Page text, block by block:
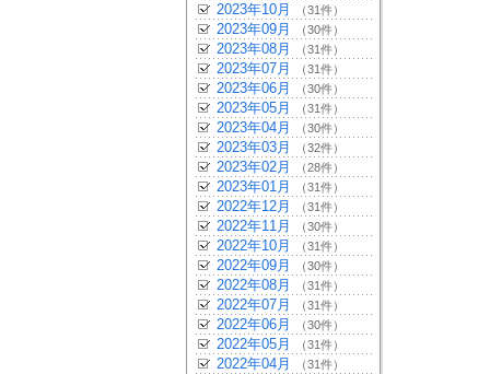
2023年10月 （31件）
2023年09月 （30件）
2023年08月 （31件）
2023年07月 （31件）
2023年06月 （30件）
2023年05月 （31件）
2023年04月 （30件）
2023年03月 （32件）
2023年02月 （28件）
2023年01月 （31件）
2022年12月 （31件）
2022年11月 （30件）
2022年10月 （31件）
2022年09月 （30件）
2022年08月 （31件）
2022年07月 （31件）
2022年06月 （30件）
2022年05月 （31件）
2022年04月 （31件）